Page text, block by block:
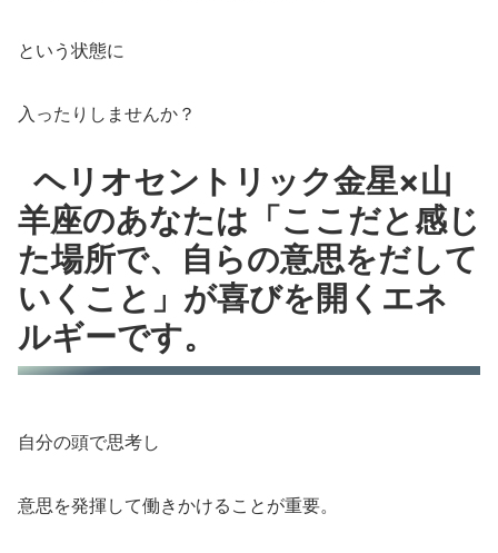
という状態に
入ったりしませんか？
ヘリオセントリック金星×山
羊座のあなたは「ここだと感じ
た場所で、自らの意思をだして
いくこと」が喜びを開くエネ
ルギーです。
自分の頭で思考し
意思を発揮して働きかけることが重要。